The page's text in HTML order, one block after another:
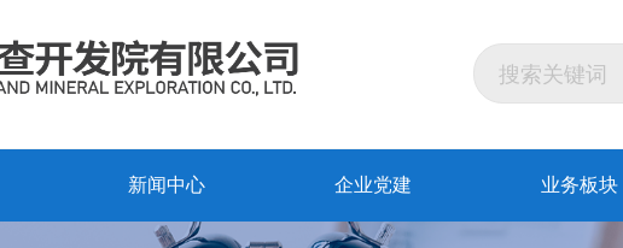
新闻中心 企业党建 业务板块